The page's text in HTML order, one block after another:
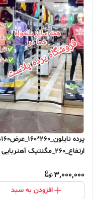
ارتفاع_260_مگنتیک آهنربایی
3,000,000
افزودن به سبد